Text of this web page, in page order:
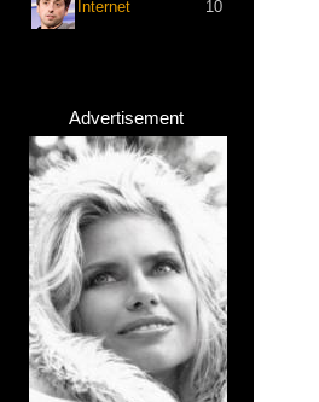
Internet 10
Advertisement